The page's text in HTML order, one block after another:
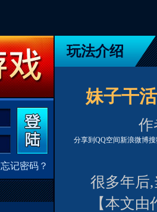
忘记密码？
玩法介绍
妹子干
作
分享到 QQ空间新浪微博
很多年后
【本文